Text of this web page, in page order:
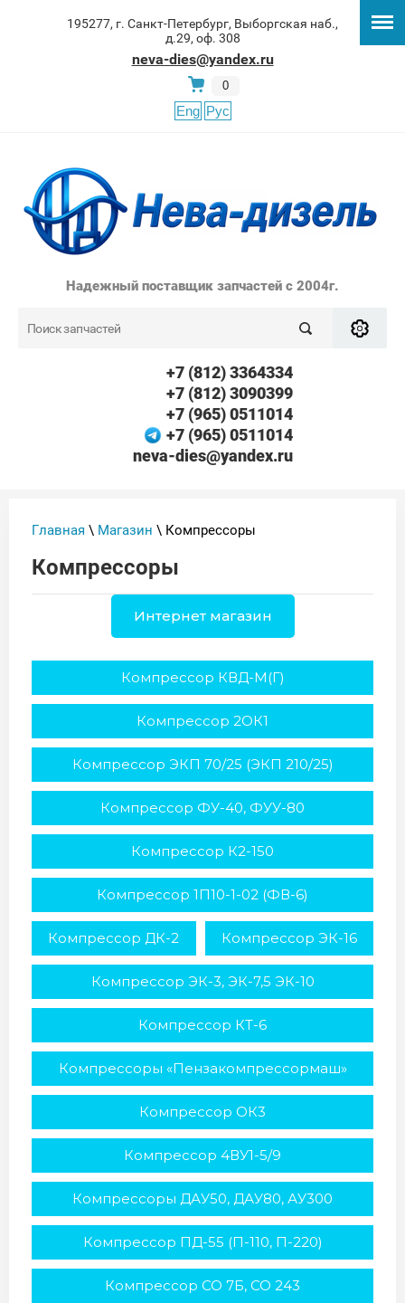
195277, г. Санкт-Петербург, Выборгская наб.,
д.29, оф. 308
neva-dies@yandex.ru
0
Eng Рус
Надежный поставщик запчастей с 2004г.
+7 (812) 3364334
+7 (812) 3090399
+7 (965) 0511014
+7 (965) 0511014
neva-dies@yandex.ru
Главная \ Магазин \ Компрессоры
Компрессоры
Интернет магазин
Компрессор КВД-М(Г)
Компрессор 2ОК1
Компрессор ЭКП 70/25 (ЭКП 210/25)
Компрессор ФУ-40, ФУУ-80
Компрессор К2-150
Компрессор 1П10-1-02 (ФВ-6)
Компрессор ДК-2 Компрессор ЭК-16
Компрессор ЭК-3, ЭК-7,5 ЭК-10
Компрессор КТ-6
Компрессоры «Пензакомпрессормаш»
Компрессор ОК3
Компрессор 4ВУ1-5/9
Компрессоры ДАУ50, ДАУ80, АУ300
Компрессор ПД-55 (П-110, П-220)
Компрессор СО 7Б, СО 243